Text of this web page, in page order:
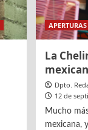
APERTURAS
La
Dpto.
12 de
Mucho
mexicana,